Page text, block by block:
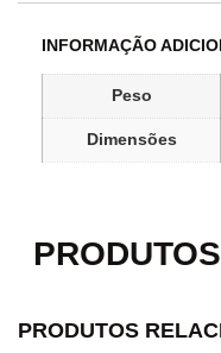
INFORMAÇÃO
Peso
Dimensões
PRODUTOS